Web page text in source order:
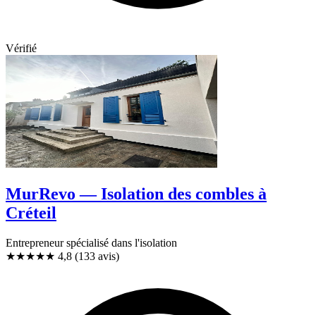
Vérifié
MurRevo — Isolation des combles à
Créteil
Entrepreneur spécialisé dans l'isolation
★★★★★ 4,8 (133 avis)